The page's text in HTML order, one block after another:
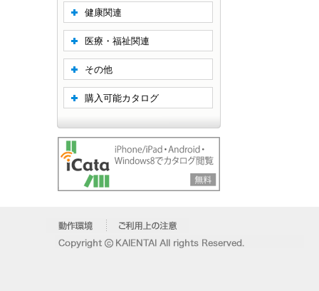
健康関連
医療・福祉関連
その他
購入可能カタログ